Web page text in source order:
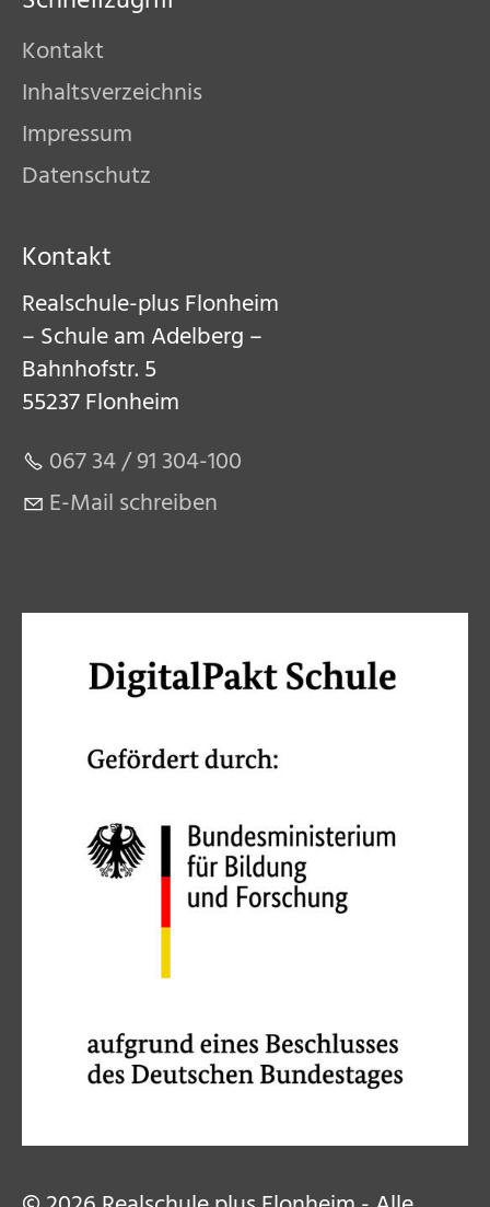
Kontakt
Inhaltsverzeichnis
Impressum
Datenschutz
Kontakt
Realschule-plus Flonheim
– Schule am Adelberg –
Bahnhofstr. 5
55237 Flonheim
067 34 / 91 304-100
E-Mail schreiben